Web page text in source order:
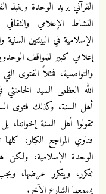
القرآني يريد الوحدة وينبذ
النشاط الإعلامي
الإسلامية في البيئتين
إعلامي كبير للمواقف
والتواصلية، فمثلاً الفتوى
الله العظمى السيد
أهل السنة، وكذلك فتوى
تقولوا أهل السنة
فتاوي المراجع الكبار،
الوحدة الإسلامية،
تتكرر، ويتكرر عرضها،
يسمعها الشارع الآخر.